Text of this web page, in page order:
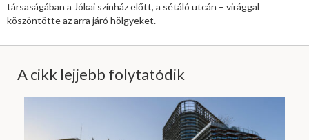
társaságában a Jókai színház előtt, a sétáló utcán – virággal
köszöntötte az arra járó hölgyeket.
A cikk lejjebb folytatódik